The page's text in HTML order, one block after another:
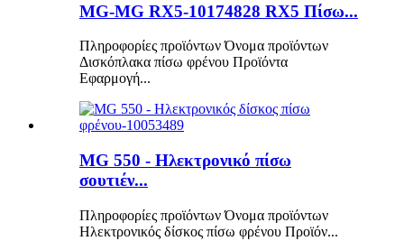
MG-MG RX5-10174828 RX5 Πίσω...
Πληροφορίες προϊόντων Όνομα προϊόντων
Δισκόπλακα πίσω φρένου Προϊόντα
Εφαρμογή...
MG 550 - Ηλεκτρονικό πίσω
σουτιέν...
Πληροφορίες προϊόντων Όνομα προϊόντων
Ηλεκτρονικός δίσκος πίσω φρένου Προϊόν...